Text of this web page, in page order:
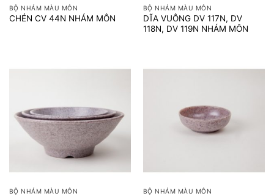
BỘ NHÁM MÀU MÔN
CHÉN CV 44N NHÁM MÔN
BỘ NHÁM MÀU MÔN
DĨA VUÔNG DV 117N, DV
118N, DV 119N NHÁM MÔN
BỘ NHÁM MÀU MÔN BỘ NHÁM MÀU MÔN